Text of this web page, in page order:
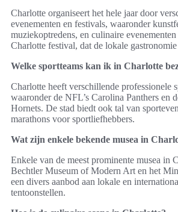
Charlotte organiseert het hele jaar door
evenementen en festivals, waaronder
muziekoptredens, en culinaire
Charlotte festival, dat de lokale
Welke sportteams kan ik in Charlotte
Charlotte heeft verschillende professionele
waaronder de NFL’s Carolina Panthers en
Hornets. De stad biedt ook tal van
marathons voor sportliefhebbers.
Wat zijn enkele bekende musea in
Enkele van de meest prominente musea in
Bechtler Museum of Modern Art en het
een divers aanbod aan lokale en
tentoonstellen.